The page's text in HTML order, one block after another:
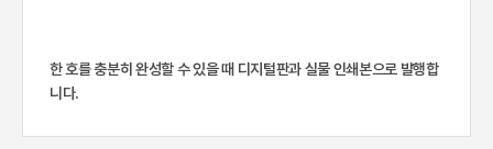
한 호를 충분히 완성할 수 있을 때 디지털판과 실물 인쇄본으로 발행합
니다.